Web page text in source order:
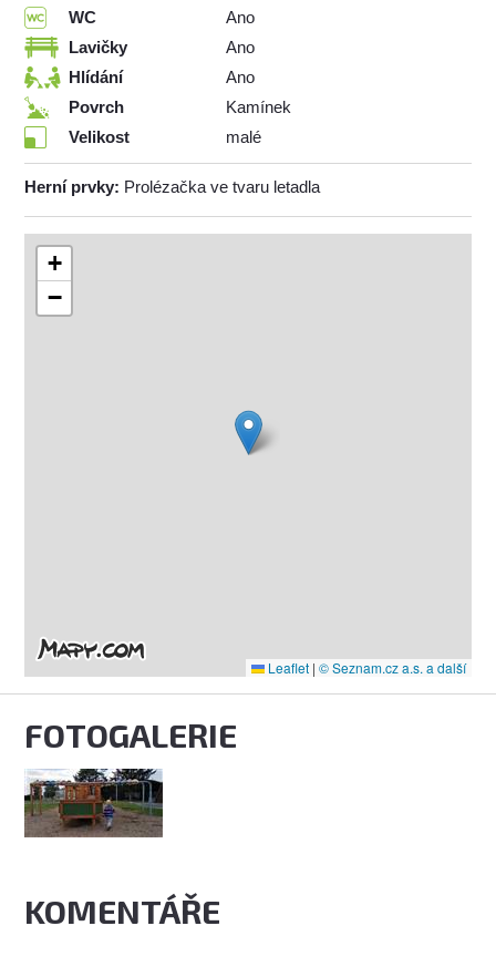
WC
Ano
Lavičky
Ano
Hlídání
Ano
Povrch
Kamínek
Velikost
malé
Herní prvky: Prolézačka ve tvaru letadla
+
−
Leaflet | © Seznam.cz a.s. a další
FOTOGALERIE
KOMENTÁŘE